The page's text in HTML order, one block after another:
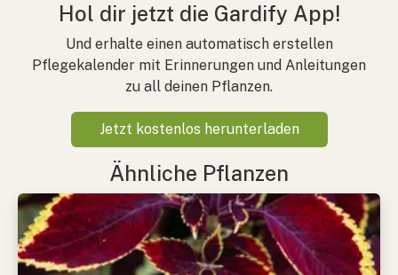
Hol dir jetzt die Gardify App!
Und erhalte einen automatisch erstellen
Pflegekalender mit Erinnerungen und Anleitungen
zu all deinen Pflanzen.
Jetzt kostenlos herunterladen
Ähnliche Pflanzen